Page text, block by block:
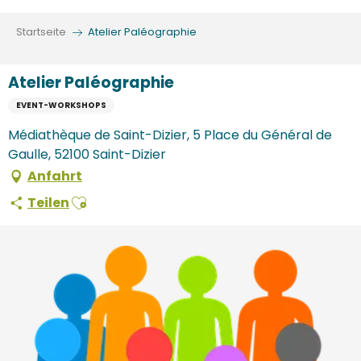
Startseite Atelier Paléographie
Atelier Paléographie
EVENT-WORKSHOPS
Médiathèque de Saint-Dizier, 5 Place du Général de
Gaulle, 52100 Saint-Dizier
Anfahrt
TeilenAjouter aux favoris